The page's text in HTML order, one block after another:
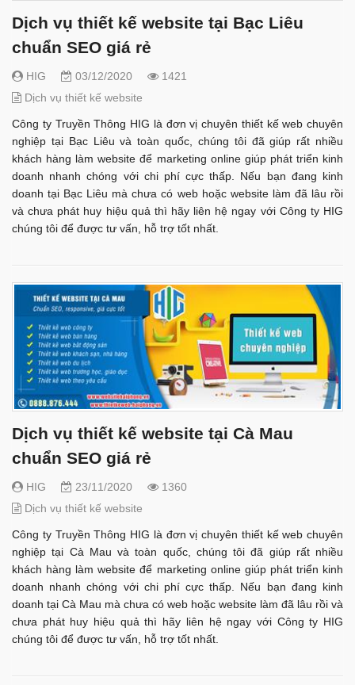
Dịch vụ thiết kế website tại Bạc Liêu
chuẩn SEO giá rẻ
HIG 03/12/2020
1421
Dịch vụ thiết kế website
Công ty Truyền Thông HIG là đơn vị chuyên thiết kế web chuyên
nghiệp tại Bạc Liêu và toàn quốc, chúng tôi đã giúp rất nhiều
khách hàng làm website để marketing online giúp phát triển kinh
doanh nhanh chóng với chi phí cực thấp. Nếu bạn đang kinh
doanh tại Bạc Liêu mà chưa có web hoặc website làm đã lâu rồi
và chưa phát huy hiệu quả thì hãy liên hệ ngay với Công ty HIG
chúng tôi để được tư vấn, hỗ trợ tốt nhất.
Dịch vụ thiết kế website tại Cà Mau
chuẩn SEO giá rẻ
HIG 23/11/2020
1360
Dịch vụ thiết kế website
Công ty Truyền Thông HIG là đơn vị chuyên thiết kế web chuyên
nghiệp tại Cà Mau và toàn quốc, chúng tôi đã giúp rất nhiều
khách hàng làm website để marketing online giúp phát triển kinh
doanh nhanh chóng với chi phí cực thấp. Nếu bạn đang kinh
doanh tại Cà Mau mà chưa có web hoặc website làm đã lâu rồi và
chưa phát huy hiệu quả thì hãy liên hệ ngay với Công ty HIG
chúng tôi để được tư vấn, hỗ trợ tốt nhất.